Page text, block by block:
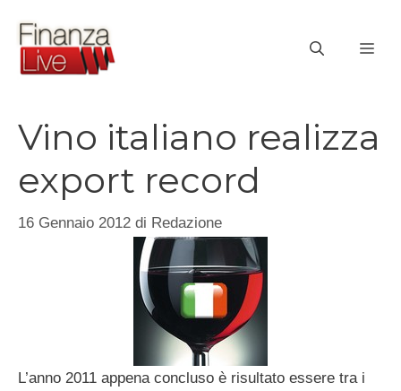
contenuto
Vino italiano realizza
export record
16 Gennaio 2012 di Redazione
L’anno 2011 appena concluso è risultato essere tra i